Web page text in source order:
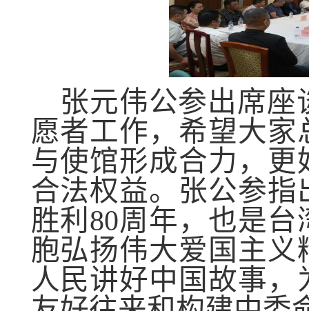
张元伟公参出席
愿者工作，希望大
与使馆形成合力，
合法权益。张公参
胜利 80周年，也是台
胞弘扬伟大爱国主
人民讲好中国故事